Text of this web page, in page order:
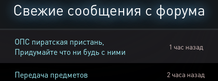
Свежие сообщения с форума
ОПС пиратская пристань,
Придумайте что ни будь с ними
1 час назад
Передача предметов 2 часа назад